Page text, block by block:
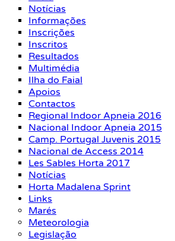
Notícias
Informações
Inscrições
Inscritos
Resultados
Multimédia
Ilha do Faial
Apoios
Contactos
Regional Indoor Apneia 2016
Nacional Indoor Apneia 2015
Camp. Portugal Juvenis 2015
Nacional de Access 2014
Les Sables Horta 2017
Notícias
Horta Madalena Sprint
Links
Marés
Meteorologia
Legislação